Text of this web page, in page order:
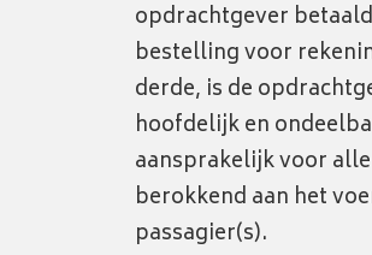
opdrachtgever
bestelling voor
derde, is de
hoofdelijk en
aansprakelijk voor
berokkend aan het
passagier(s).